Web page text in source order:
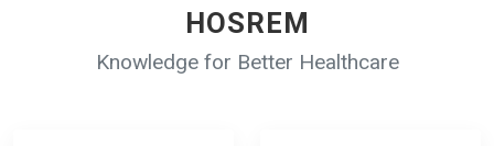
HOSREM
Knowledge for Better Healthcare